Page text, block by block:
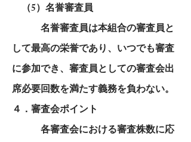
（5）名誉審査員
名誉審査員は本組合の審査員と
して最高の栄誉であり、いつでも審査
に参加でき、審査員としての審査会出
席必要回数を満たす義務を負わない。
４．審査会ポイント
各審査会における審査株数に応